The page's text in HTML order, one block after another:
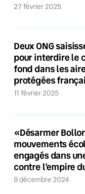
27 février 2025
Deux ONG
pour interdire le
fond dans les
protégées
11 février 2025
«Désarmer
mouvements
engagés dans
contre l’empire
9 décembre 2024